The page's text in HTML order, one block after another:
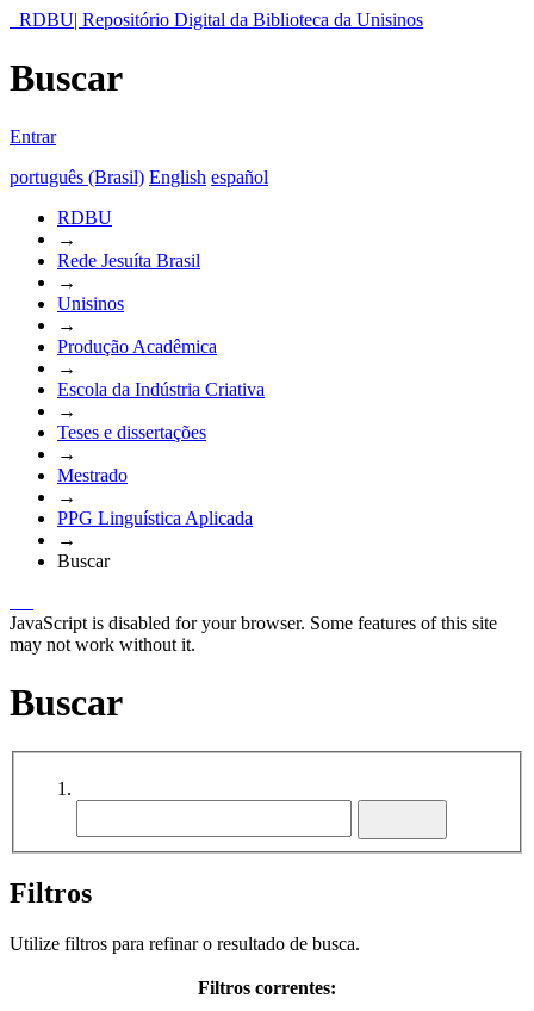
RDBU| Repositório Digital da Biblioteca da Unisinos
Buscar
Entrar
português (Brasil) English español
RDBU
→
Rede Jesuíta Brasil
→
Unisinos
→
Produção Acadêmica
→
Escola da Indústria Criativa
→
Teses e dissertações
→
Mestrado
→
PPG Linguística Aplicada
→
Buscar
JavaScript is disabled for your browser. Some features of this site
may not work without it.
Buscar
Filtros
Utilize filtros para refinar o resultado de busca.
Filtros correntes: